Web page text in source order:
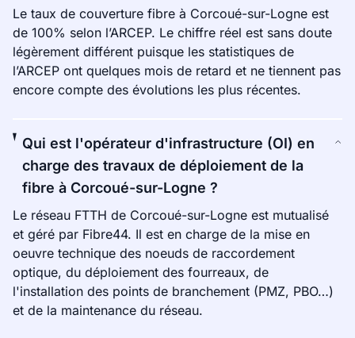
Le taux de couverture fibre à Corcoué-sur-Logne est
de 100% selon l’ARCEP. Le chiffre réel est sans doute
légèrement différent puisque les statistiques de
l’ARCEP ont quelques mois de retard et ne tiennent pas
encore compte des évolutions les plus récentes.
Qui est l'opérateur d'infrastructure (OI) en
charge des travaux de déploiement de la
fibre à Corcoué-sur-Logne ?
Le réseau FTTH de Corcoué-sur-Logne est mutualisé
et géré par Fibre44. Il est en charge de la mise en
oeuvre technique des noeuds de raccordement
optique, du déploiement des fourreaux, de
l'installation des points de branchement (PMZ, PBO…)
et de la maintenance du réseau.